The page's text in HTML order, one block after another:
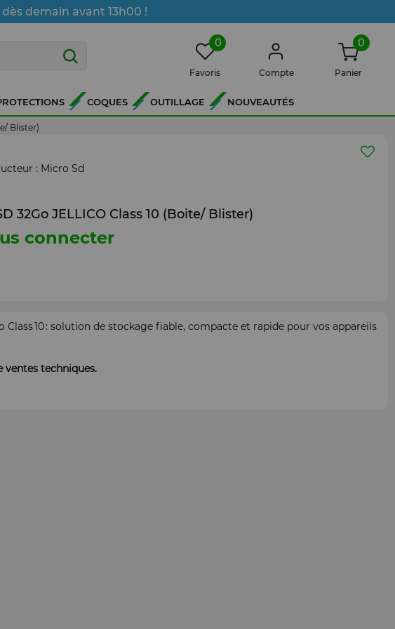
demain avant 13h00 !
0
Favoris Compte
0
Panier
COQUES OUTILLAGE NOUVEAUTÉS
Blister)
: Micro Sd
32Go JELLICO Class 10 (Boite/ Blister)
connecter
Class 10 : solution de stockage fiable, compacte et rapide pour vos appareils
ventes techniques.